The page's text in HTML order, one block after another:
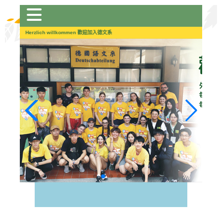
到
Herzlich willkommen 歡迎加入德文系